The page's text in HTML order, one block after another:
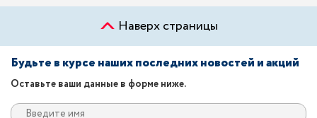
Наверх страницы
Будьте в курсе наших последних новостей и акций
Оставьте ваши данные в форме ниже.